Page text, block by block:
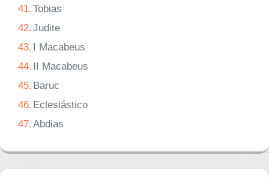
41.Tobias
42.Judite
43. I Macabeus
44. II Macabeus
45. Baruc
46. Eclesiástico
47.Abdias